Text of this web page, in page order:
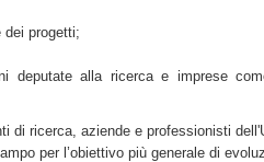
dei progetti;
deputate alla ricerca e imprese
di ricerca, aziende e professionisti
per l’obiettivo più generale di